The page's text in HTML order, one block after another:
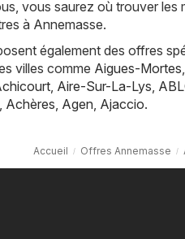
vous saurez où trouver les
à Annemasse.
également des offres
villes comme Aigues-Mortes
Aire-Sur-La-Lys
Achères Agen Ajaccio.
Accueil Offres Annemasse